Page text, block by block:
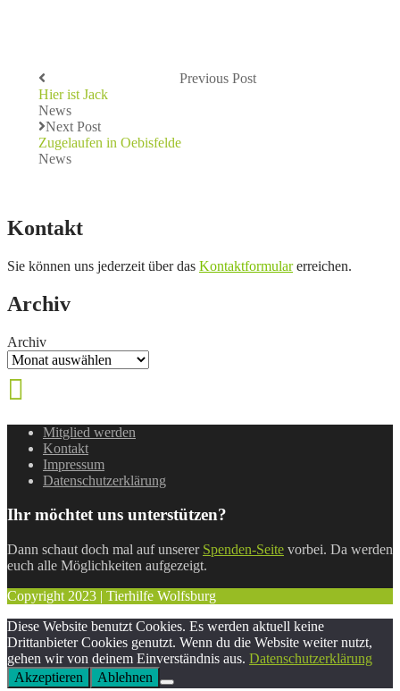
Previous Post
Hier ist Jack
News
Next Post
Zugelaufen in Oebisfelde
News
Kontakt
Sie können uns jederzeit über das Kontaktformularerreichen.
Archiv
Archiv
Mitglied werden
Kontakt
Impressum
Datenschutzerklärung
Ihr möchtet uns unterstützen?
Dann schaut doch mal auf unserer Spenden-Seite vorbei. Da werden
euch alle Möglichkeiten aufgezeigt.
Copyright 2023 | Tierhilfe Wolfsburg
Diese Website benutzt Cookies. Es werden aktuell keine
Drittanbieter Cookies genutzt. Wenn du die Website weiter nutzt,
gehen wir von deinem Einverständnis aus. Datenschutzerklärung
Akzeptieren
Ablehnen